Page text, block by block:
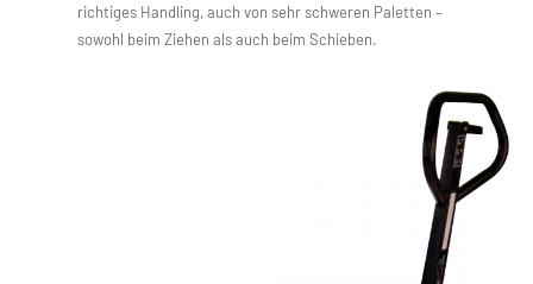
richtiges Handling, auch von sehr schweren Paletten –
sowohl beim Ziehen als auch beim Schieben.